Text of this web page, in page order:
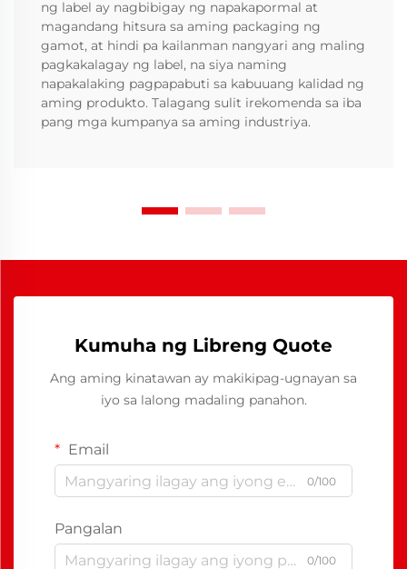
ng label ay nagbibigay ng napakapormal at
magandang hitsura sa aming packaging ng
gamot, at hindi pa kailanman nangyari ang maling
pagkakalagay ng label, na siya naming
napakalaking pagpapabuti sa kabuuang kalidad ng
aming produkto. Talagang sulit irekomenda sa iba
pang mga kumpanya sa aming industriya.
Kumuha ng Libreng Quote
Ang aming kinatawan ay makikipag-ugnayan sa
iyo sa lalong madaling panahon.
Email
0/100
Pangalan
0/100